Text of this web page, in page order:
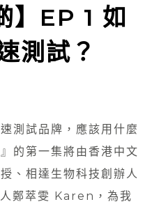
】EP 1 如
測試？
測試品牌，應該用什麼
的第一集將由香港中文
、相達生物科技創辦人
鄭萃雯 Karen，為我